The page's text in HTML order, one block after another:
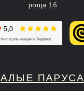
АЛЫЕ ПАРУСА
роща 16